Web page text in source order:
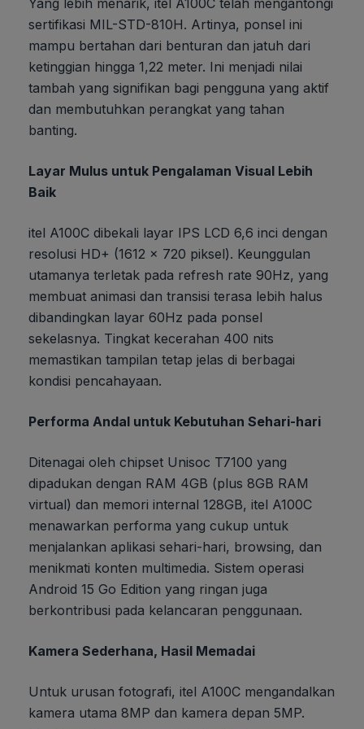
sertifikasi MIL-STD-810H. Artinya, ponsel ini
mampu bertahan dari benturan dan jatuh dari
ketinggian hingga 1,22 meter. Ini menjadi nilai
tambah yang signifikan bagi pengguna yang aktif
dan membutuhkan perangkat yang tahan
banting.
Layar Mulus untuk Pengalaman Visual Lebih
Baik
itel A100C dibekali layar IPS LCD 6,6 inci dengan
resolusi HD+ (1612 x 720 piksel). Keunggulan
utamanya terletak pada refresh rate 90Hz, yang
membuat animasi dan transisi terasa lebih halus
dibandingkan layar 60Hz pada ponsel
sekelasnya. Tingkat kecerahan 400 nits
memastikan tampilan tetap jelas di berbagai
kondisi pencahayaan.
Performa Andal untuk Kebutuhan Sehari-hari
Ditenagai oleh chipset Unisoc T7100 yang
dipadukan dengan RAM 4GB (plus 8GB RAM
virtual) dan memori internal 128GB, itel A100C
menawarkan performa yang cukup untuk
menjalankan aplikasi sehari-hari, browsing, dan
menikmati konten multimedia. Sistem operasi
Android 15 Go Edition yang ringan juga
berkontribusi pada kelancaran penggunaan.
Kamera Sederhana, Hasil Memadai
Untuk urusan fotografi, itel A100C mengandalkan
kamera utama 8MP dan kamera depan 5MP.